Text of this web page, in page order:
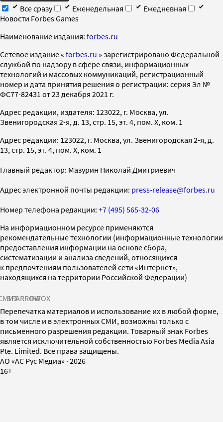
Все сразу
Еженедельная
Ежедневная
Новости Forbes Games
Наименование издания: forbes.ru
Cетевое издание « forbes.ru » зарегистрировано Федеральной
службой по надзору в сфере связи, информационных
технологий и массовых коммуникаций, регистрационный
номер и дата принятия решения о регистрации: серия Эл №
ФС77-82431 от 23 декабря 2021 г.
Адрес редакции, издателя: 123022, г. Москва, ул.
Звенигородская 2-я, д. 13, стр. 15, эт. 4, пом. X, ком. 1
Адрес редакции: 123022, г. Москва, ул. Звенигородская 2-я, д.
13, стр. 15, эт. 4, пом. X, ком. 1
Главный редактор: Мазурин Николай Дмитриевич
Адрес электронной почты редакции: press-release@forbes.ru
Номер телефона редакции: +7 (495) 565-32-06
На информационном ресурсе применяются
рекомендательные технологии (информационные технологии
предоставления информации на основе сбора,
систематизации и анализа сведений, относящихся
к предпочтениям пользователей сети «Интернет»,
находящихся на территории Российской Федерации)
SPARROWINFOX
Перепечатка материалов и использование их в любой форме,
в том числе и в электронных СМИ, возможны только с
письменного разрешения редакции. Товарный знак Forbes
является исключительной собственностью Forbes Media Asia
Pte. Limited. Все права защищены.
AO «АС Рус Медиа» · 2026
16+